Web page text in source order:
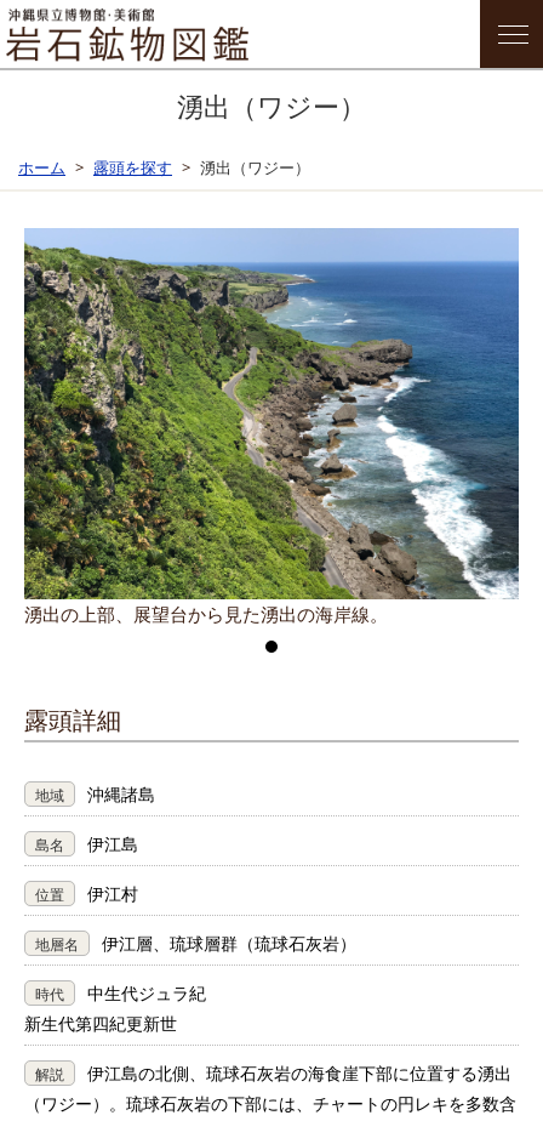
湧出（ワジー）
ホーム 露頭を探す 湧出（ワジー）
湧出の上部、展望台から見た湧出の海岸線。
露頭詳細
地域 沖縄諸島
島名 伊江島
位置 伊江村
地層名 伊江層、琉球層群（琉球石灰岩）
時代
中生代ジュラ紀
新生代第四紀更新世
解説
伊江島の北側、琉球石灰岩の海食崖下部に位置する湧出
（ワジー）。琉球石灰岩の下部には、チャートの円レキを多数含